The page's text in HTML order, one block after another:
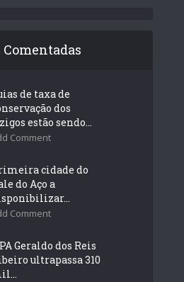
de taxa de
dos
estão sendo...
Comment
cidade do
do Aço a
Comment
Geraldo dos Reis
ultrapassa 310